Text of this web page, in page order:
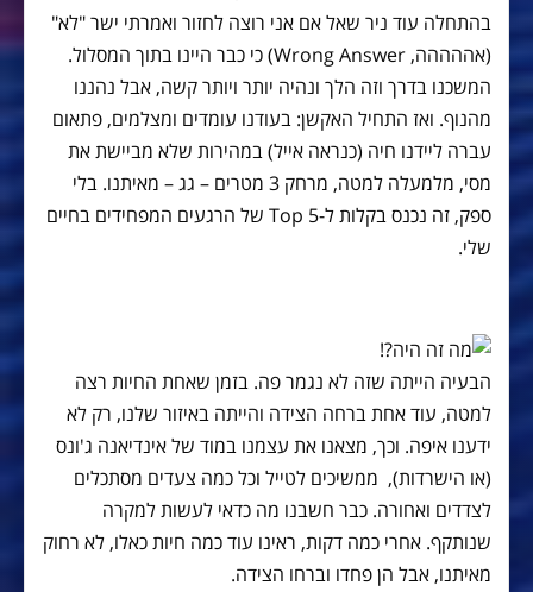
בהתחלה עוד ניר שאל אם אני רוצה לחזור ואמרתי ישר "לא"
(אההההה, Wrong Answer) כי כבר היינו בתוך המסלול.
המשכנו בדרך וזה הלך ונהיה יותר ויותר קשה, אבל נהננו
מהנוף. ואז התחיל האקשן: בעודנו עומדים ומצלמים, פתאום
עברה ליידנו חיה (כנראה אייל) במהירות שלא מביישת את
מסי, מלמעלה למטה, מרחק 3 מטרים – גג – מאיתנו. בלי
ספק, זה נכנס בקלות ל-Top 5 של הרגעים המפחידים בחיים
שלי.
הבעיה הייתה שזה לא נגמר פה. בזמן שאחת החיות רצה
למטה, עוד אחת ברחה הצידה והייתה באיזור שלנו, רק לא
ידענו איפה. וכך, מצאנו את עצמנו במוד של אינדיאנה ג'ונס
(או הישרדות), ממשיכים לטייל וכל כמה צעדים מסתכלים
לצדדים ואחורה. כבר חשבנו מה כדאי לעשות למקרה
שנותקף. אחרי כמה דקות, ראינו עוד כמה חיות כאלו, לא רחוק
מאיתנו, אבל הן פחדו וברחו הצידה.